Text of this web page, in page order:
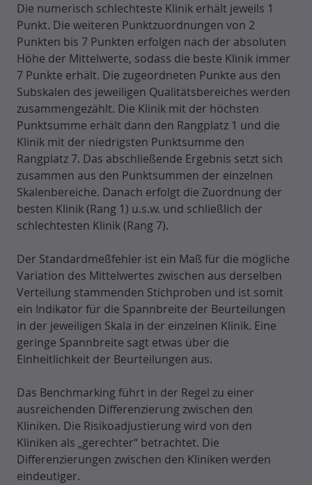
Die numerisch schlechteste Klinik erhält jeweils 1
Punkt. Die weiteren Punktzuordnungen von 2
Punkten bis 7 Punkten erfolgen nach der absoluten
Höhe der Mittelwerte, sodass die beste Klinik immer
7 Punkte erhält. Die zugeordneten Punkte aus den
Subskalen des jeweiligen Qualitätsbereiches werden
zusammengezählt. Die Klinik mit der höchsten
Punktsumme erhält dann den Rangplatz 1 und die
Klinik mit der niedrigsten Punktsumme den
Rangplatz 7. Das abschließende Ergebnis setzt sich
zusammen aus den Punktsummen der einzelnen
Skalenbereiche. Danach erfolgt die Zuordnung der
besten Klinik (Rang 1) u.s.w. und schließlich der
schlechtesten Klinik (Rang 7).
Der Standardmeßfehler ist ein Maß für die mögliche
Variation des Mittelwertes zwischen aus derselben
Verteilung stammenden Stichproben und ist somit
ein Indikator für die Spannbreite der Beurteilungen
in der jeweiligen Skala in der einzelnen Klinik. Eine
geringe Spannbreite sagt etwas über die
Einheitlichkeit der Beurteilungen aus.
Das Benchmarking führt in der Regel zu einer
ausreichenden Differenzierung zwischen den
Kliniken. Die Risikoadjustierung wird von den
Kliniken als „gerechter“ betrachtet. Die
Differenzierungen zwischen den Kliniken werden
eindeutiger.